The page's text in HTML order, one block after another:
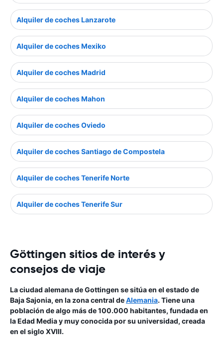
Alquiler de coches Lanzarote
Alquiler de coches Mexiko
Alquiler de coches Madrid
Alquiler de coches Mahon
Alquiler de coches Oviedo
Alquiler de coches Santiago de Compostela
Alquiler de coches Tenerife Norte
Alquiler de coches Tenerife Sur
Göttingen sitios de interés y
consejos de viaje
La ciudad alemana de Gottingen se sitúa en el estado de
Baja Sajonia, en la zona central deAlemania. Tiene una
población de algo más de 100.000 habitantes, fundada en
la Edad Media y muy conocida por su universidad, creada
en el siglo XVIII.